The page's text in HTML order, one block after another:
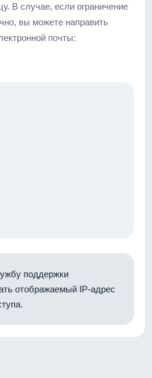
В случае, если ограничение
вы можете направить
почты:
поддержки
отображаемый IP-адрес